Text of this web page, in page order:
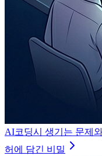
AI코딩시 생기는 문제
허에 담긴 비밀